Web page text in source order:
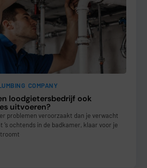
COMPANY
loodgietersbedrijf ook
uitvoeren?
problemen veroorzaakt dan je verwacht
’s ochtends in de badkamer, klaar voor je